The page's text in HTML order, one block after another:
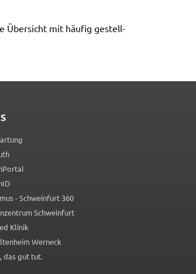
Über­sicht mit häufig gestell­
Link, öffnet in neuem Tab)
Link, öffnet in neuem Tab)
Link, öffnet in neuem Tab)
Link, öffnet in neuem Tab)
- Schweinfurt 360
Link, öffnet in neuem Tab)
Schweinfurt
Link, öffnet in neuem Tab)
Klinik
Link, öffnet in neuem Tab)
Werneck
Link, öffnet in neuem Tab)
das gut tut.
Link, öffnet in neuem Tab)